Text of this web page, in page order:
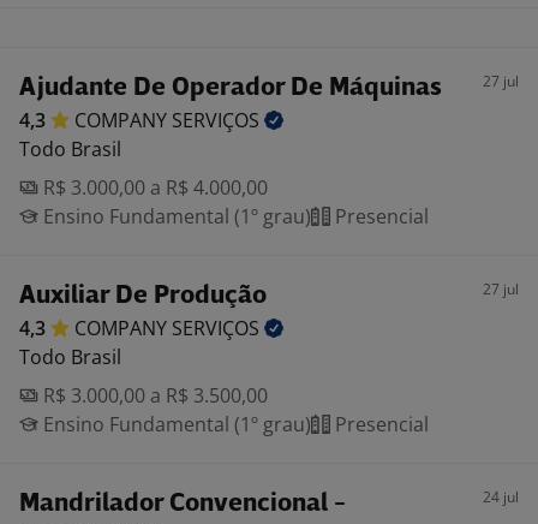
Ajudante De Operador De Máquinas 27 jul
4,3 COMPANY SERVIÇOS
Todo Brasil
R$ 3.000,00 a R$ 4.000,00
Ensino Fundamental (1º grau)
Presencial
Auxiliar De Produção 27 jul
4,3 COMPANY SERVIÇOS
Todo Brasil
R$ 3.000,00 a R$ 3.500,00
Ensino Fundamental (1º grau)
Presencial
Mandrilador Convencional -
24 jul